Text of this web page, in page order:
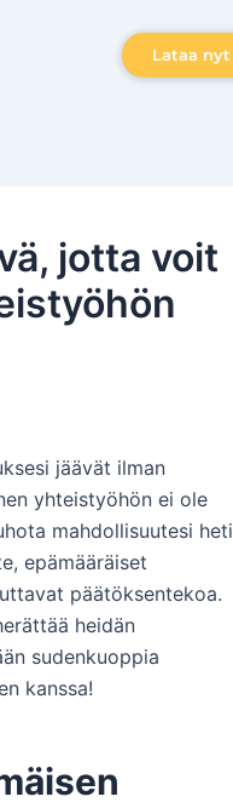
Lataa nyt
jotta voit
jäävät ilman
yhteistyöhön ei ole
mahdollisuutesi heti
epämääräiset
päätöksentekoa.
heidän
sudenkuoppia
kanssa!